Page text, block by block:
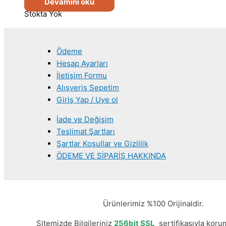
Devamını oku
Stokta Yok
Ödeme
Hesap Ayarları
İletişim Formu
Alışveriş Sepetim
Giriş Yap / Uye ol
İade ve Değişim
Teslimat Şartları
Şartlar Koşullar ve Gizlilik
ÖDEME VE SİPARİŞ HAKKINDA
Ürünlerimiz %100 Orijinaldir.
Sitemizde Bilgileriniz 256bit SSL sertifikasıyla